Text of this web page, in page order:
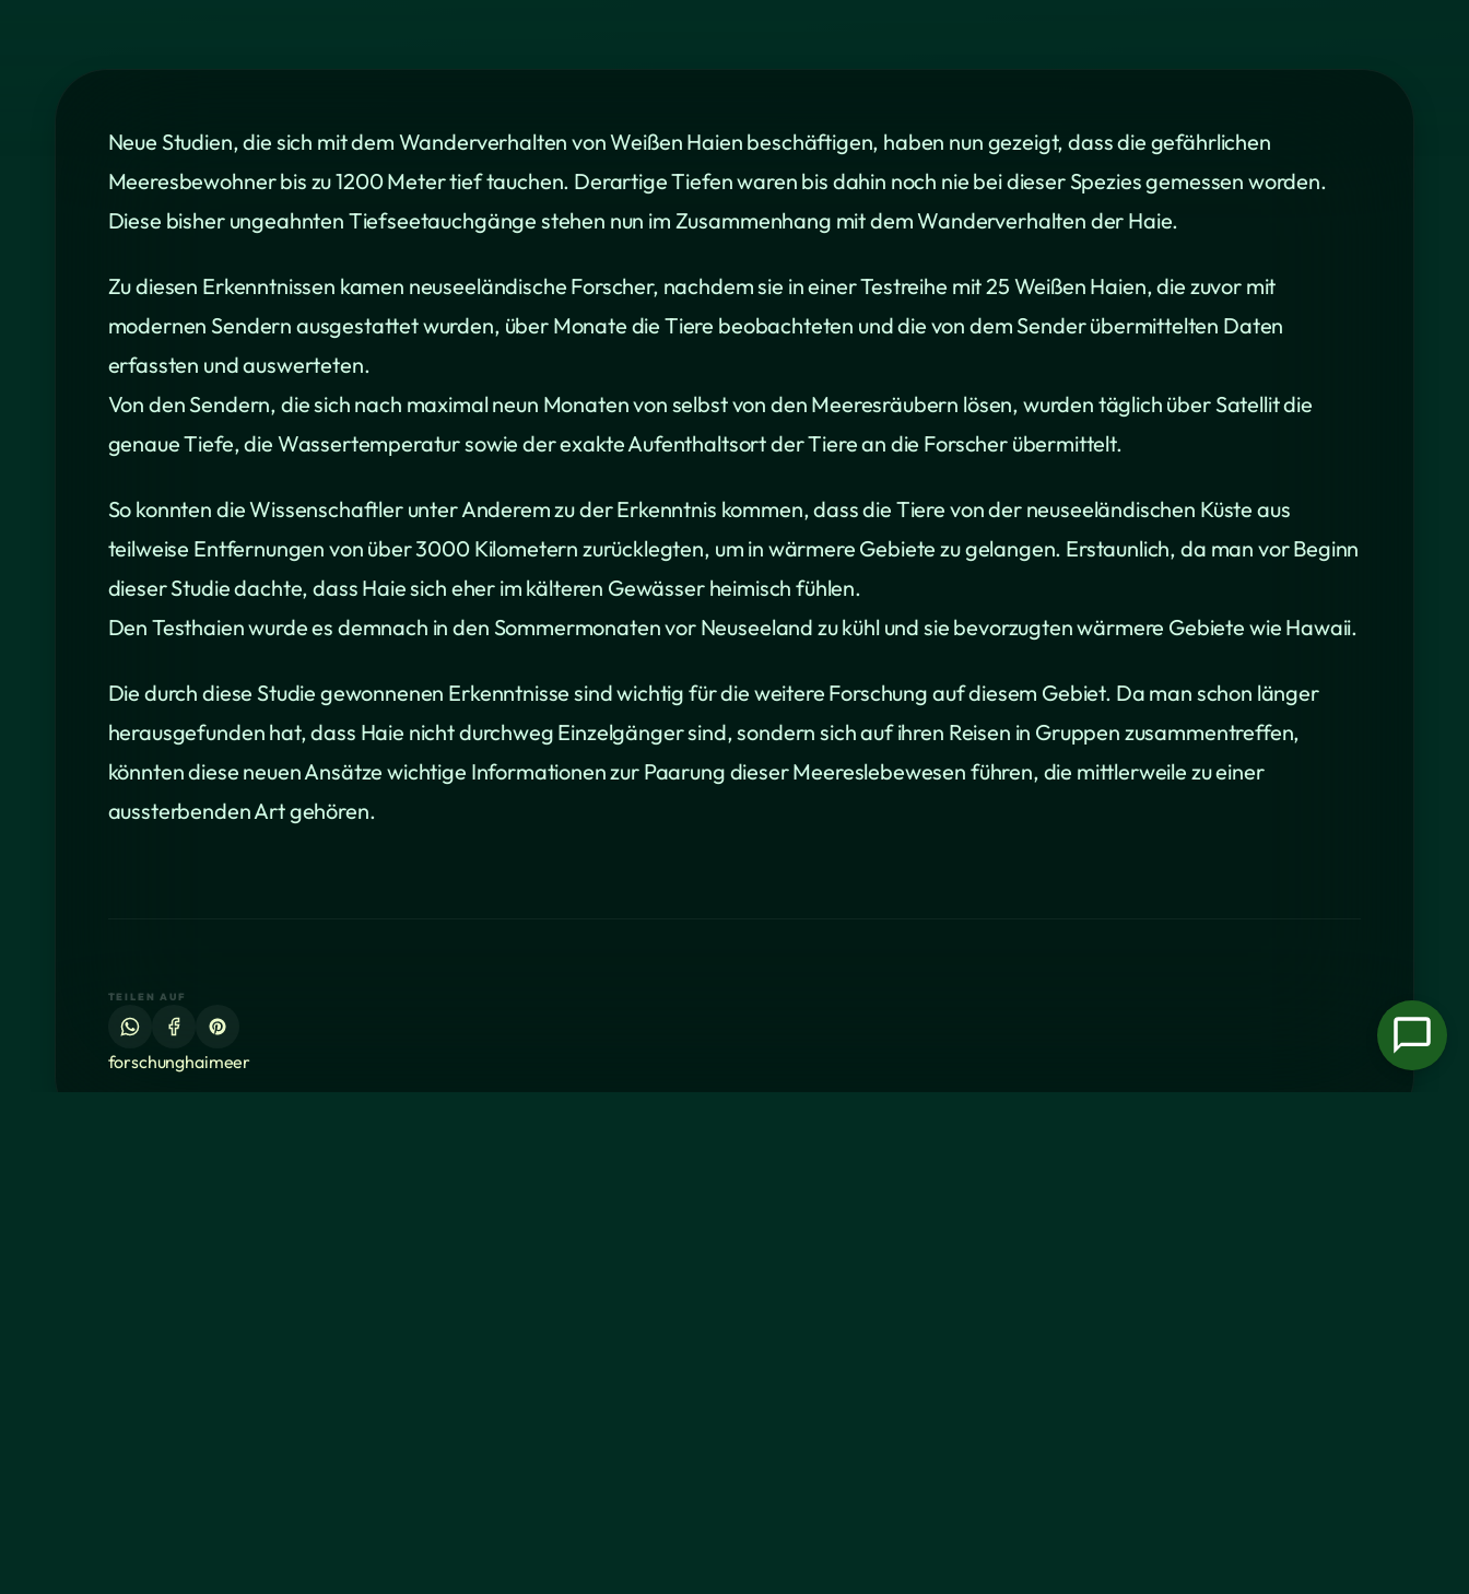
Neue Studien, die sich mit dem Wanderverhalten von Weißen Haien beschäftigen, haben nun gezeigt, dass die gefährlichen
Meeresbewohner bis zu 1200 Meter tief tauchen. Derartige Tiefen waren bis dahin noch nie bei dieser Spezies gemessen worden.
Diese bisher ungeahnten Tiefseetauchgänge stehen nun im Zusammenhang mit dem Wanderverhalten der Haie.
Zu diesen Erkenntnissen kamen neuseeländische Forscher, nachdem sie in einer Testreihe mit 25 Weißen Haien, die zuvor mit
modernen Sendern ausgestattet wurden, über Monate die Tiere beobachteten und die von dem Sender übermittelten Daten
erfassten und auswerteten.
Von den Sendern, die sich nach maximal neun Monaten von selbst von den Meeresräubern lösen, wurden täglich über Satellit die
genaue Tiefe, die Wassertemperatur sowie der exakte Aufenthaltsort der Tiere an die Forscher übermittelt.
So konnten die Wissenschaftler unter Anderem zu der Erkenntnis kommen, dass die Tiere von der neuseeländischen Küste aus
teilweise Entfernungen von über 3000 Kilometern zurücklegten, um in wärmere Gebiete zu gelangen. Erstaunlich, da man vor Beginn
dieser Studie dachte, dass Haie sich eher im kälteren Gewässer heimisch fühlen.
Den Testhaien wurde es demnach in den Sommermonaten vor Neuseeland zu kühl und sie bevorzugten wärmere Gebiete wie Hawaii.
Die durch diese Studie gewonnenen Erkenntnisse sind wichtig für die weitere Forschung auf diesem Gebiet. Da man schon länger
herausgefunden hat, dass Haie nicht durchweg Einzelgänger sind, sondern sich auf ihren Reisen in Gruppen zusammentreffen,
könnten diese neuen Ansätze wichtige Informationen zur Paarung dieser Meereslebewesen führen, die mittlerweile zu einer
aussterbenden Art gehören.
TEILEN AUF
forschunghaimeer